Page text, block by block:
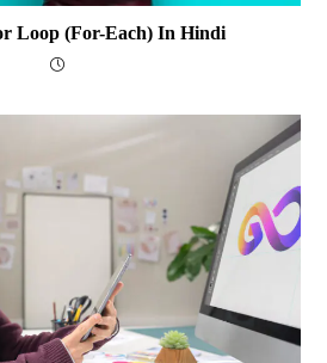
Loop (for-Each) In Hindi